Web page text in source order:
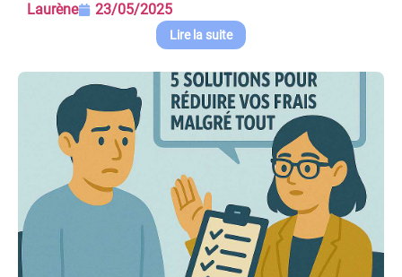
Laurène 23/05/2025
Lire la suite